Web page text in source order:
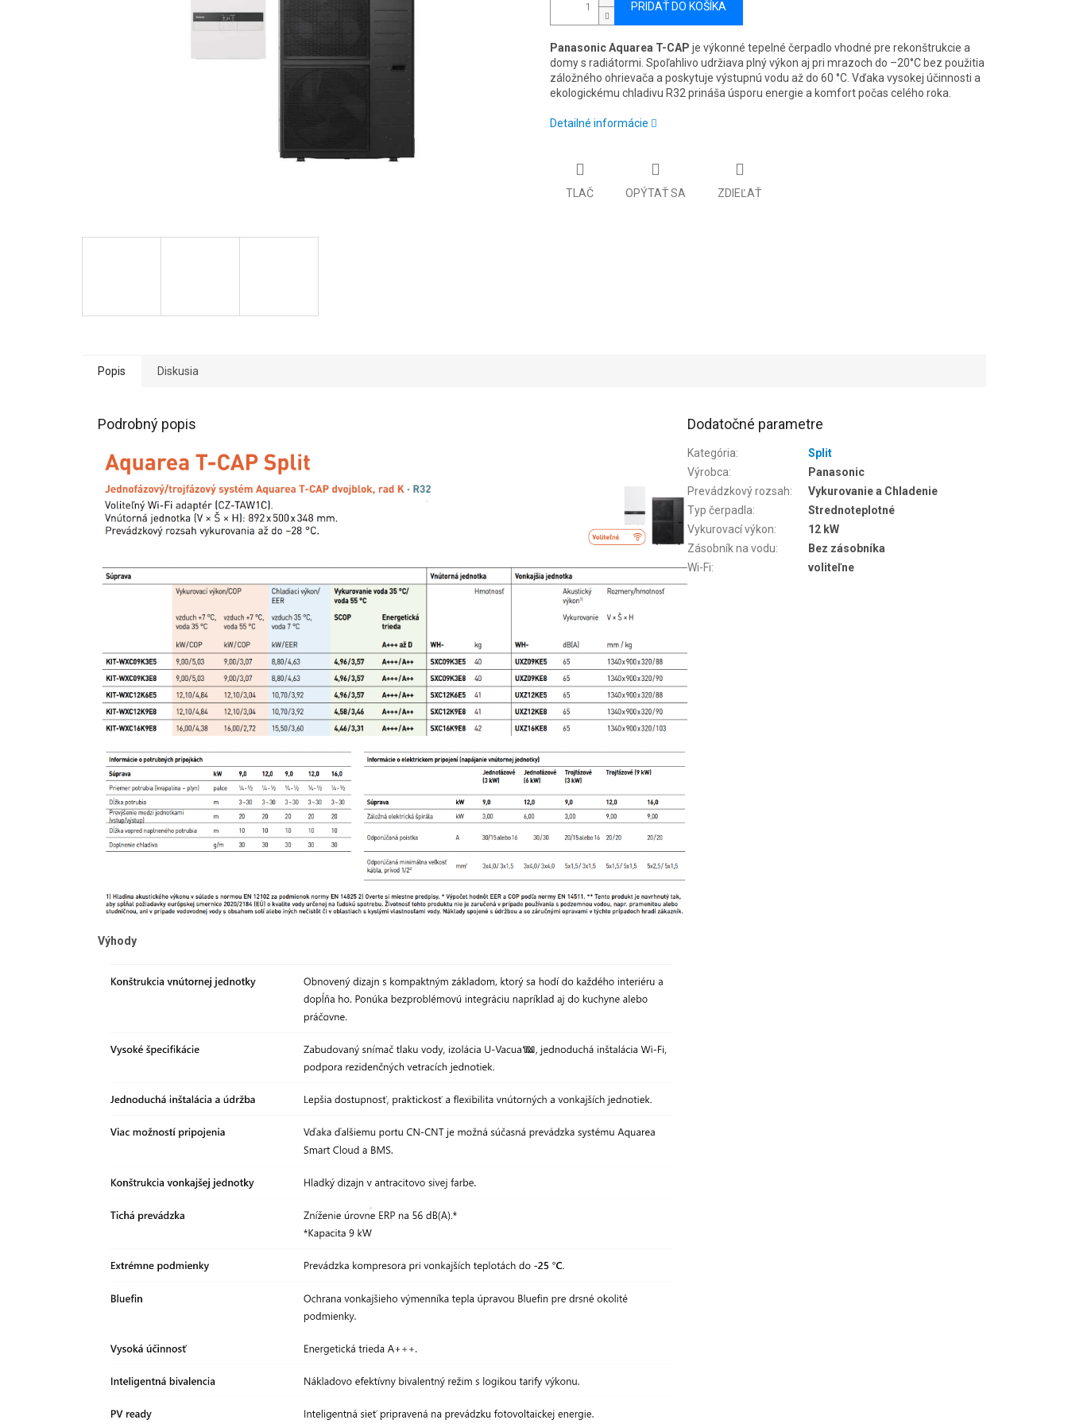
PRIDAŤ DO KOŠÍKA
Panasonic Aquarea T-CAP je výkonné tepelné čerpadlo vhodné pre rekonštrukcie a
domy s radiátormi. Spoľahlivo udržiava plný výkon aj pri mrazoch do –20°C bez použitia
záložného ohrievača a poskytuje výstupnú vodu až do 60 °C. Vďaka vysokej účinnosti a
ekologickému chladivu R32 prináša úsporu energie a komfort počas celého roka.
Detailné informácie
TLAČ OPÝTAŤ SA ZDIEĽAŤ
Popis Diskusia
Podrobný popis
Výhody
Dodatočné parametre
Kategória:
Split
Výrobca:
Panasonic
Prevádzkový rozsah:
Vykurovanie a Chladenie
Typ čerpadla:
Strednoteplotné
Vykurovací výkon:
12 kW
Zásobník na vodu:
Bez zásobníka
Wi-Fi: voliteľne